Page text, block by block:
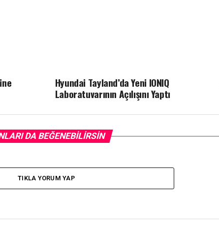
Hyundai Tayland’da Yeni IONIQ
Laboratuvarının Açılışını Yaptı
DA BEĞENEBILIRSIN
TIKLA YORUM YAP